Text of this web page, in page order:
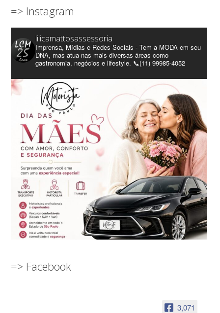
=> Instagram
lilicamattosassessoria
Imprensa, Mídias e Redes Sociais - Tem a MODA em seu
DNA, mas atua nas mais diversas áreas como
gastronomia, negócios e lifestyle. 📞(11) 99985-4052
=> Facebook
3,071